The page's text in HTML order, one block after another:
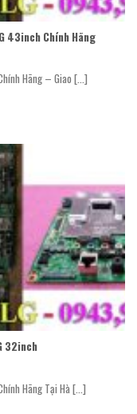
43inch Chính Hãng
Hãng – Giao [...]
32inch
Hãng Tại Hà [...]